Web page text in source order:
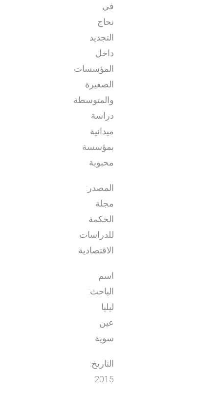
في
نحاج
التجديد
داخل
المؤسسات
الصغيرة
والمتوسطة
دراسة
ميدانية
بمؤسسة
محبوبة
المصدر:
مجلة
الحكمة
للدراسات
الاقتصادية
اسم
الباحث:
ليليا
عين
سوية
التاريخ:
2015